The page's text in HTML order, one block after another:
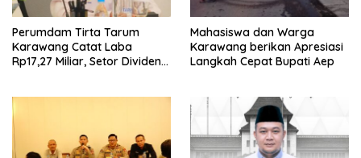
Perumdam Tirta Tarum
Karawang Catat Laba
Rp17,27 Miliar, Setor Dividen
Mahasiswa dan Warga
Karawang berikan Apresiasi
Langkah Cepat Bupati Aep